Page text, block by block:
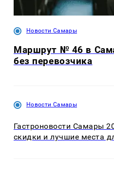
Новости Самары
Маршрут № 46 в
без перевозчика
Новости Самары
Гастроновости Самары
скидки и лучшие места